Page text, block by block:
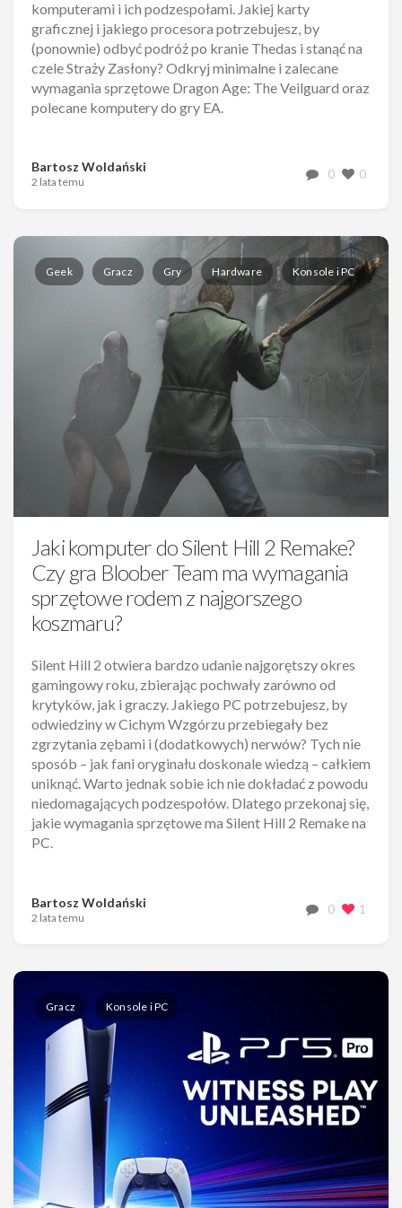
komputerami i ich podzespołami. Jakiej karty
graficznej i jakiego procesora potrzebujesz, by
(ponownie) odbyć podróż po kranie Thedas i stanąć na
czele Straży Zasłony? Odkryj minimalne i zalecane
wymagania sprzętowe Dragon Age: The Veilguard oraz
polecane komputery do gry EA.
Bartosz Woldański
2 lata temu
0 0
Geek Gracz Gry Hardware Konsole i PC
Jaki komputer do Silent Hill 2 Remake?
Czy gra Bloober Team ma wymagania
sprzętowe rodem z najgorszego
koszmaru?
Silent Hill 2 otwiera bardzo udanie najgorętszy okres
gamingowy roku, zbierając pochwały zarówno od
krytyków, jak i graczy. Jakiego PC potrzebujesz, by
odwiedziny w Cichym Wzgórzu przebiegały bez
zgrzytania zębami i (dodatkowych) nerwów? Tych nie
sposób – jak fani oryginału doskonale wiedzą – całkiem
uniknąć. Warto jednak sobie ich nie dokładać z powodu
niedomagających podzespołów. Dlatego przekonaj się,
jakie wymagania sprzętowe ma Silent Hill 2 Remake na
PC.
Bartosz Woldański
2 lata temu
0 1
Gracz Konsole i PC